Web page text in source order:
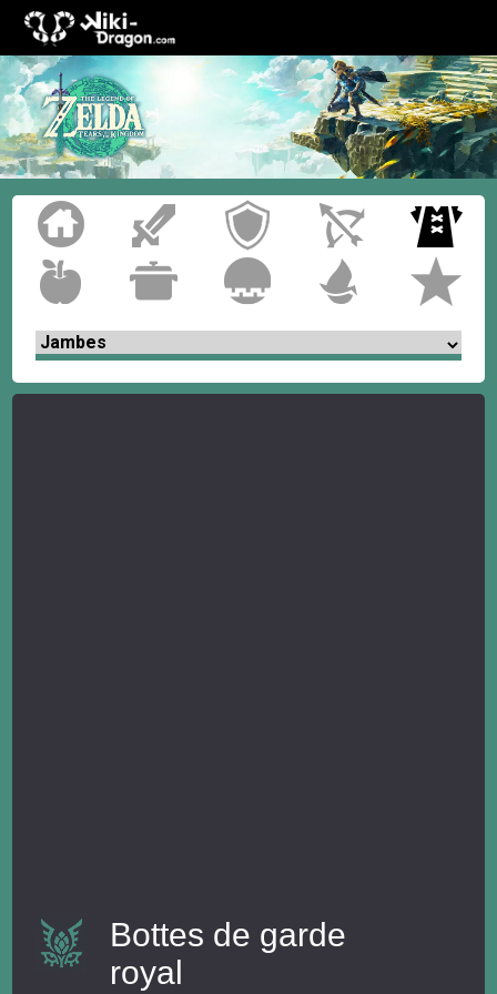
Bottes de garde
royal